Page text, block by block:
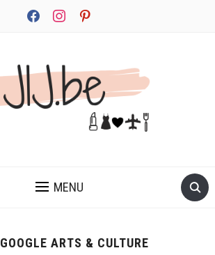
facebookinstagrampinterest
MENU
GOOGLE ARTS & CULTURE